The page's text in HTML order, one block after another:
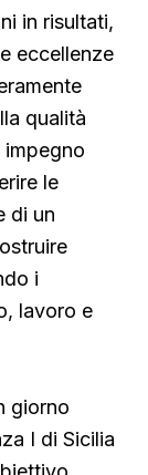
in risultati,
eccellenze
qualità
impegno
le
di un
i
lavoro e
giorno
I di Sicilia